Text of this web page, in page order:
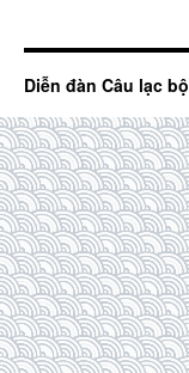
Diễn đàn Câu lạc